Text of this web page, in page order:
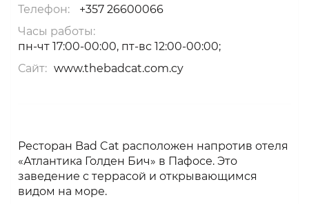
Телефон:
+357 26600066
Часы работы:
пн-чт 17:00-00:00, пт-вс 12:00-00:00;
Сайт: www.thebadcat.com.cy
Ресторан Bad Cat расположен напротив отеля
«Атлантика Голден Бич» в Пафосе. Это
заведение с террасой и открывающимся
видом на море.